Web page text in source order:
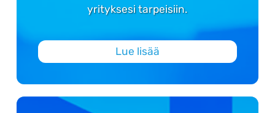
yrityksesi tarpeisiin.
Lue lisää